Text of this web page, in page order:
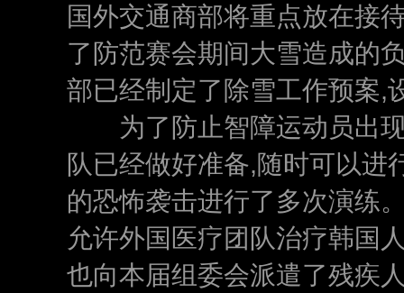
国外交通商部将重点放在接
了防范赛会期间大雪造成的
部已经制定了除雪工作预案,
为了防止智障运动员出现
队已经做好准备,随时可以进
的恐怖袭击进行了多次演练
允许外国医疗团队治疗韩国
也向本届组委会派遣了残疾